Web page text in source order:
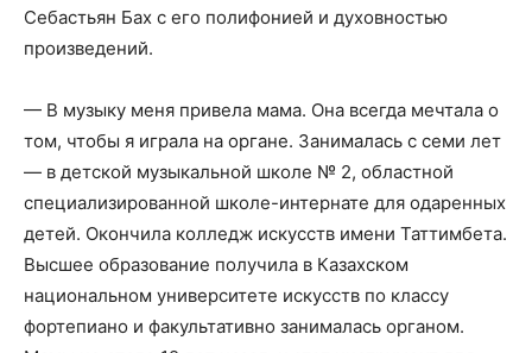
Себастьян Бах с его полифонией и духовностью
произведений.
— В музыку меня привела мама. Она всегда мечтала о
том, чтобы я играла на органе. Занималась с семи лет
— в детской музыкальной школе № 2, областной
специализированной школе-интернате для одаренных
детей. Окончила колледж искусств имени Таттимбета.
Высшее образование получила в Казахском
национальном университете искусств по классу
фортепиано и факультативно занималась органом.